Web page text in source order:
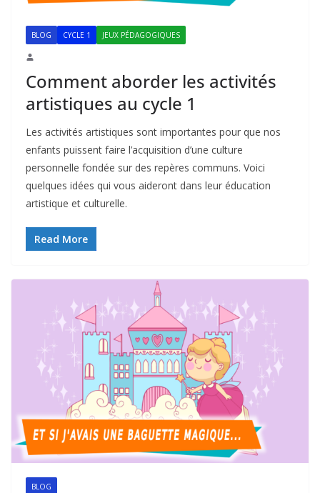
BLOG CYCLE 1 JEUX PÉDAGOGIQUES
Comment aborder les activités
artistiques au cycle 1
Les activités artistiques sont importantes pour que nos
enfants puissent faire l’acquisition d’une culture
personnelle fondée sur des repères communs. Voici
quelques idées qui vous aideront dans leur éducation
artistique et culturelle.
Read More
BLOG